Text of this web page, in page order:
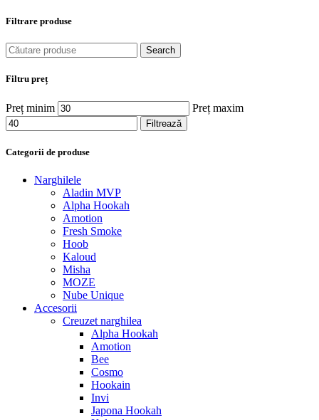
Filtrare produse
Search
Filtru preț
Preț minim Preț maxim
Filtrează
Categorii de produse
Narghilele
Aladin MVP
Alpha Hookah
Amotion
Fresh Smoke
Hoob
Kaloud
Misha
MOZE
Nube Unique
Accesorii
Creuzet narghilea
Alpha Hookah
Amotion
Bee
Cosmo
Hookain
Invi
Japona Hookah